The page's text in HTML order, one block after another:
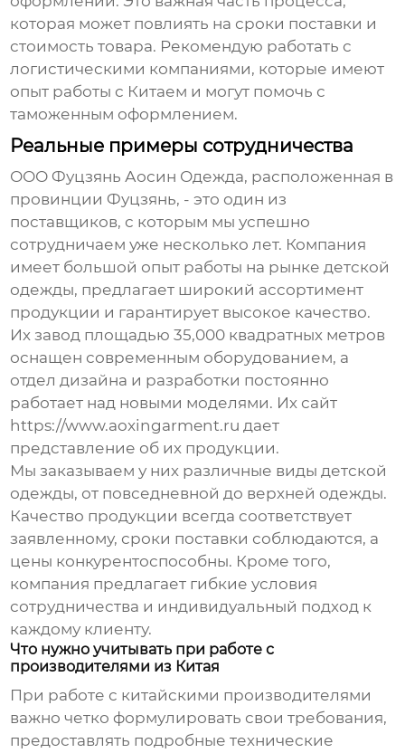
которая может повлиять на сроки поставки и
стоимость товара. Рекомендую работать с
логистическими компаниями, которые имеют
опыт работы с Китаем и могут помочь с
таможенным оформлением.
Реальные примеры сотрудничества
ООО Фуцзянь Аосин Одежда, расположенная в
провинции Фуцзянь, - это один из
поставщиков, с которым мы успешно
сотрудничаем уже несколько лет. Компания
имеет большой опыт работы на рынке детской
одежды, предлагает широкий ассортимент
продукции и гарантирует высокое качество.
Их завод площадью 35,000 квадратных метров
оснащен современным оборудованием, а
отдел дизайна и разработки постоянно
работает над новыми моделями. Их сайт
https://www.aoxingarment.ru дает
представление об их продукции.
Мы заказываем у них различные виды детской
одежды, от повседневной до верхней одежды.
Качество продукции всегда соответствует
заявленному, сроки поставки соблюдаются, а
цены конкурентоспособны. Кроме того,
компания предлагает гибкие условия
сотрудничества и индивидуальный подход к
каждому клиенту.
Что нужно учитывать при работе с
производителями из Китая
При работе с китайскими производителями
важно четко формулировать свои требования,
предоставлять подробные технические